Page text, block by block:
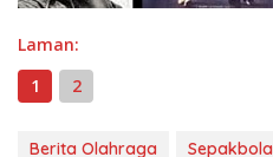
Laman:
1
2
Berita Olahraga Sepakbola